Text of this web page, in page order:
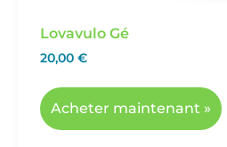
Lovavulo Gé
20,00 €
Acheter maintenant »